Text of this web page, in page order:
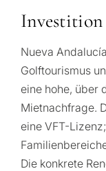
Nueva
Golftourismus
eine hohe, über
Mietnachfrage.
eine VFT-
Die konkrete